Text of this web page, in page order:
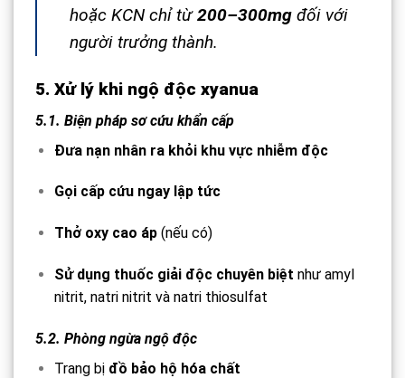
hoặc KCN chỉ từ200–300mg đối với
người trưởng thành.
5. Xử lý khi ngộ độc xyanua
5.1. Biện pháp sơ cứu khẩn cấp
Đưa nạn nhân ra khỏi khu vực nhiễm độc
Gọi cấp cứu ngay lập tức
Thở oxy cao áp(nếu có)
Sử dụng thuốc giải độc chuyên biệt như amyl
nitrit, natri nitrit và natri thiosulfat
5.2. Phòng ngừa ngộ độc
Trang bị đồ bảo hộ hóa chất